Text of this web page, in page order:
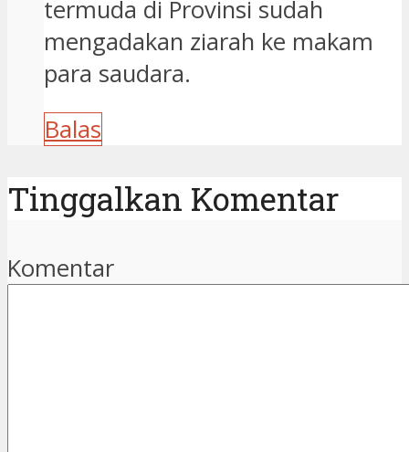
termuda di Provinsi sudah
mengadakan ziarah ke makam
para saudara.
Balas
Tinggalkan Komentar
Komentar